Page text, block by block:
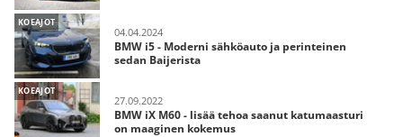
KOEAJOT
04.04.2024
BMW i5 - Moderni sähköauto ja perinteinen
sedan Baijerista
KOEAJOT
27.09.2022
BMW iX M60 - lisää tehoa saanut katumaasturi
on maaginen kokemus